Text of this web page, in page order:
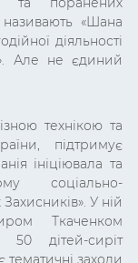
називають «Шана
діяльності
Але не єдиний
технікою та
підтримує
ініціювала та
соціально-
У ній
Ткаченком
50 дітей-сиріт
заходи